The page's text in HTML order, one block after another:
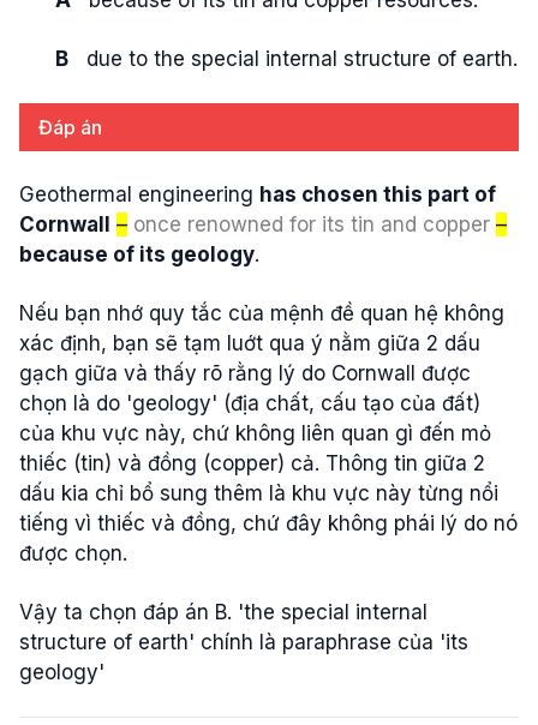
B due to the special internal structure of earth.
Đáp án
Geothermal engineering has chosen this part of
Cornwall – once renowned for its tin and copper –
because of its geology.
Nếu bạn nhớ quy tắc của mệnh đề quan hệ không
xác định, bạn sẽ tạm luớt qua ý nằm giữa 2 dấu
gạch giữa và thấy rõ rằng lý do Cornwall được
chọn là do 'geology' (địa chất, cấu tạo của đất)
của khu vực này, chứ không liên quan gì đến mỏ
thiếc (tin) và đồng (copper) cả. Thông tin giữa 2
dấu kia chỉ bổ sung thêm là khu vực này từng nổi
tiếng vì thiếc và đồng, chứ đây không phái lý do nó
được chọn.
Vậy ta chọn đáp án B. 'the special internal
structure of earth' chính là paraphrase của 'its
geology'